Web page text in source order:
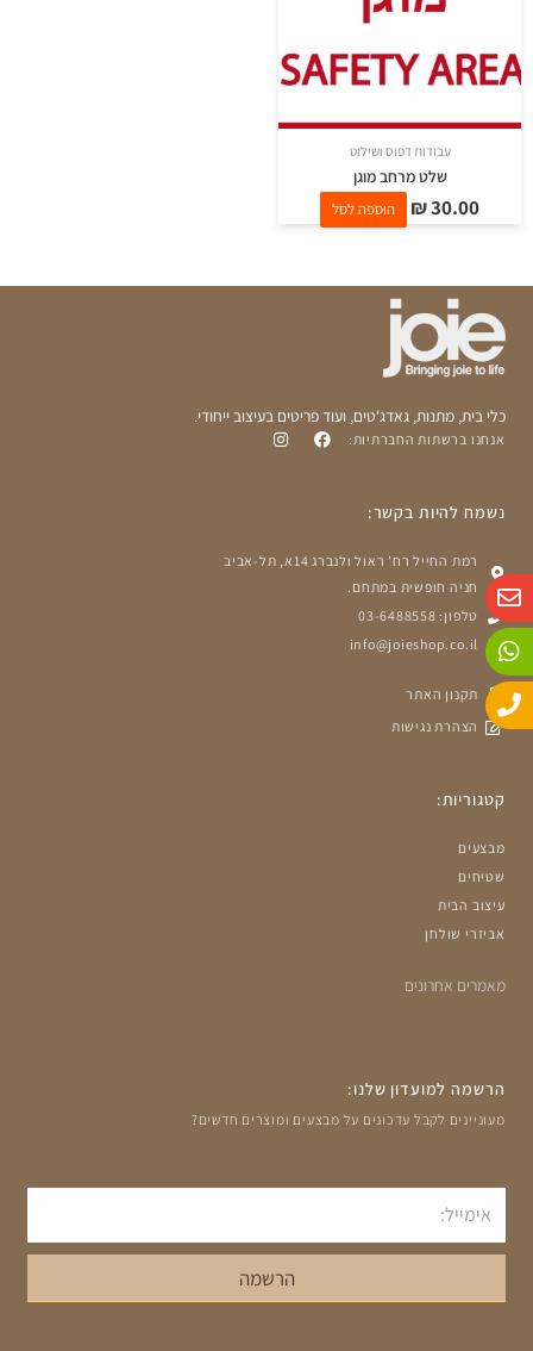
עבודות דפוס ושילוט
שלט מרחב מוגן
₪30.00 הוספה לסל
כלי בית, מתנות, גאדג'טים, ועוד פריטים בעיצוב ייחודי.
אנחנו ברשתות החברתיות:
נשמח להיות בקשר:
רמת החייל רח' ראול ולנברג 14א, תל-אביב
חניה חופשית במתחם.
טלפון: 03-6488558
info@joieshop.co.il
תקנון האתר
הצהרת נגישות
קטגוריות:
מבצעים
שטיחים
עיצוב הבית
אביזרי שולחן
מאמרים אחרונים
הרשמה למועדון שלנו:
מעוניינים לקבל עדכונים על מבצעים ומוצרים חדשים?
אימייל
הרשמה
E
n
v
e
l
o
p
W
h
a
t
s
a
p
P
h
o
n
e